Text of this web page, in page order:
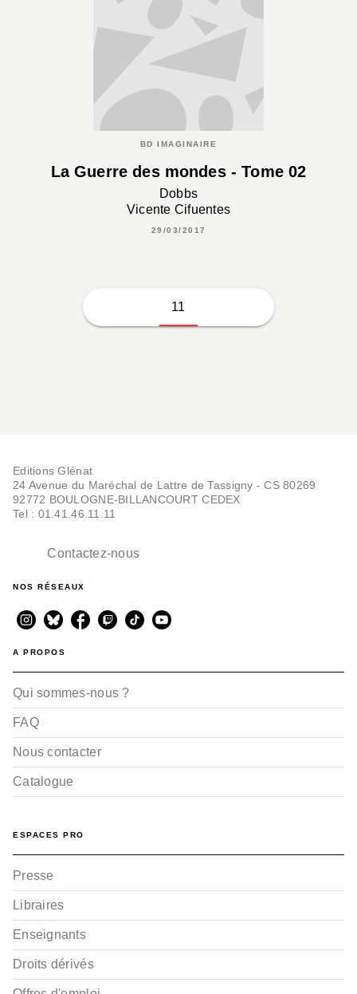
BD IMAGINAIRE
La Guerre des mondes - Tome 02
Dobbs
Vicente Cifuentes
29/03/2017
11
Editions Glénat
24 Avenue du Maréchal de Lattre de Tassigny - CS 80269
92772 BOULOGNE-BILLANCOURT CEDEX
Tel : 01.41.46.11.11
Contactez-nous
NOS RÉSEAUX
A PROPOS
Qui sommes-nous ?
FAQ
Nous contacter
Catalogue
ESPACES PRO
Presse
Libraires
Enseignants
Droits dérivés